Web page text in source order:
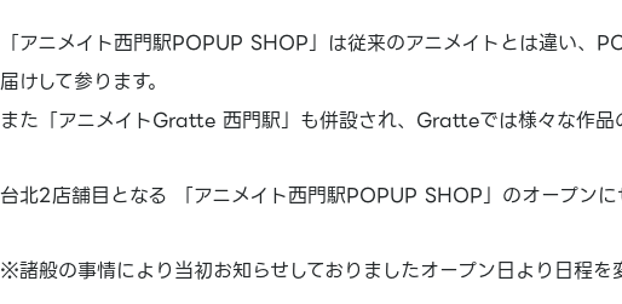
「アニメイト西門駅POPUP SHOP」は従来のアニメイトとは違い、
届けして参ります。
また「アニメイトGratte 西門駅」も併設され、Gratteでは様々な作品
台北2店舗目となる 「アニメイト西門駅POPUP SHOP」のオープンに
※諸般の事情により当初お知らせしておりましたオープン日より日程を